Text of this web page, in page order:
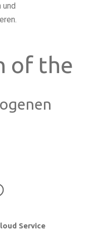
und
of the
Service